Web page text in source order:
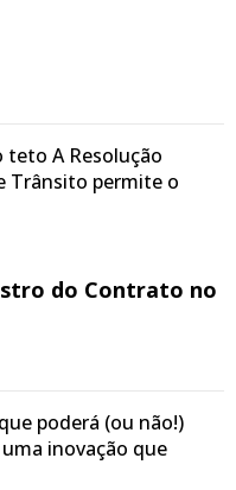
teto A Resolução
Trânsito permite o
do Contrato no
poderá (ou não!)
inovação que